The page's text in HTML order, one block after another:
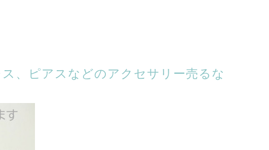
、ピアスなどのアクセサリー売るな